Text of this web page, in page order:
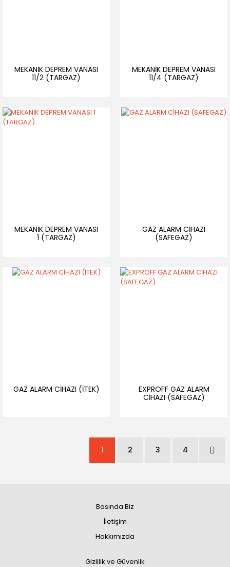
MEKANİK DEPREM VANASI
11/2 (TARGAZ)
MEKANİK DEPREM VANASI
11/4 (TARGAZ)
MEKANİK DEPREM VANASI
1 (TARGAZ)
GAZ ALARM CİHAZI
(SAFEGAZ)
GAZ ALARM CİHAZI (İTEK)
EXPROFF GAZ ALARM
CİHAZI (SAFEGAZ)
1 2 3 4
Basında Biz
İletişim
Hakkımızda
Gizlilik ve Güvenlik